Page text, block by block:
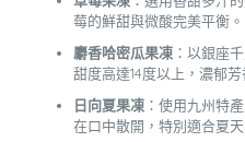
莓的鮮甜與微酸完美平衡。
麝香哈密瓜果凍：以銀座
甜度高達14度以上，濃郁芳
日向夏果凍：使用九州特
在口中散開，特別適合夏天